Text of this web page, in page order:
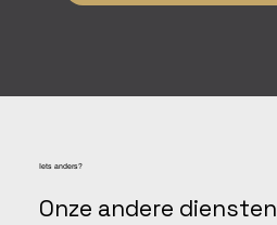
Iets anders?
Onze andere diensten